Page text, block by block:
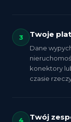
3 Twoje
Dane
konektory
czasie
4 Twój